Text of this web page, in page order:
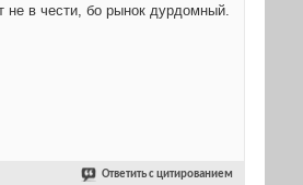
не в чести, бо рынок дурдомный.
Ответить с цитированием